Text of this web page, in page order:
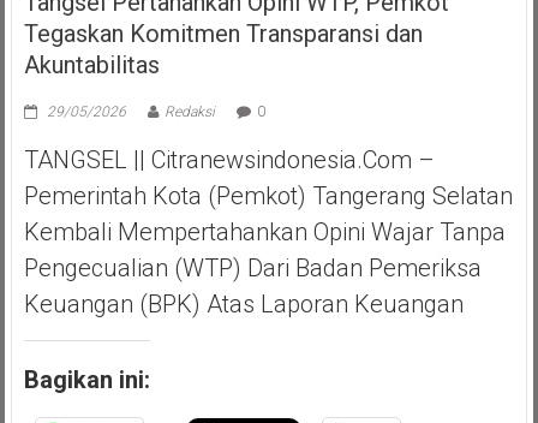
Tegaskan Komitmen Transparansi dan
Akuntabilitas
29/05/2026 Redaksi 0
TANGSEL || Citranewsindonesia.com –
Pemerintah Kota (Pemkot) Tangerang Selatan
Kembali Mempertahankan Opini Wajar Tanpa
Pengecualian (WTP) Dari Badan Pemeriksa
Keuangan (BPK) Atas Laporan Keuangan
Bagikan ini: